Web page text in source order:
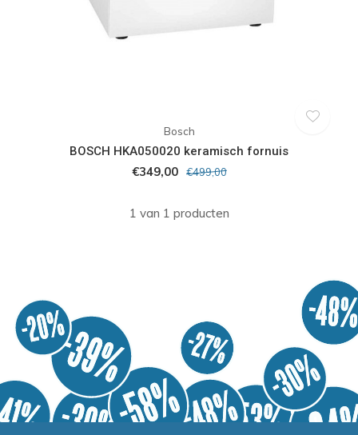
Bosch
BOSCH HKA050020 keramisch fornuis
€349,00 €499,00
1 van 1 producten